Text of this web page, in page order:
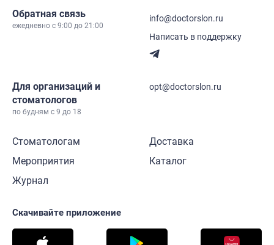
Обратная связь
ежедневно c 9:00 до 21:00
info@doctorslon.ru
Написать в поддержку
Для организаций и
стоматологов
по будням с 9 до 18
opt@doctorslon.ru
Стоматологам
Мероприятия
Журнал
Доставка
Каталог
Скачивайте приложение